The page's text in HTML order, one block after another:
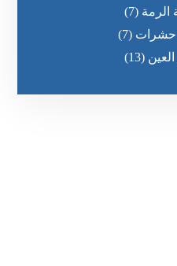
الرمة (7)
حشرات (7)
(13)